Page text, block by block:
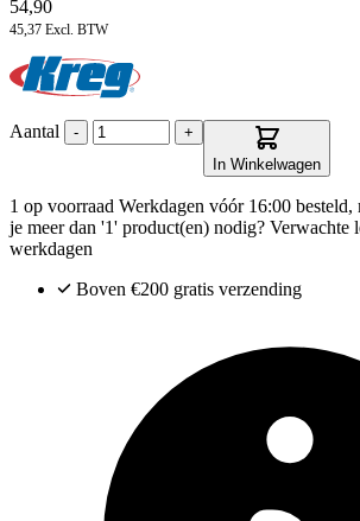
54,90
45,37 Excl. BTW
Aantal -
+
In Winkelwagen
1 op voorraad Werkdagen vóór 16:00 besteld,
je meer dan '1' product(en) nodig? Verwachte
werkdagen
Boven €200 gratis verzending